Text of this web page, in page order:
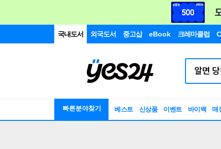
국내도서 외국도서 중고샵 eBook 크레마클럽
빠른분야찾기 베스트 신상품 이벤트 바이백 매